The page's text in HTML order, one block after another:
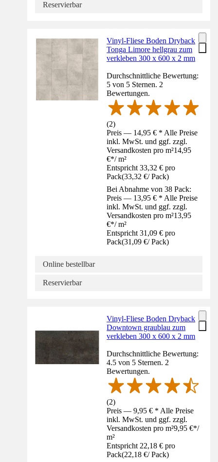
Reservierbar
Vinyl-Fliese Boden Dryback
Tonga Limore hellgrau zum
verkleben 300 x 600 x 2 mm
Durchschnittliche Bewertung:
5 von 5 Sternen. 2
Bewertungen.
(2)
Preis — 14,95 € * Alle Preise
inkl. MwSt. und ggf. zzgl.
Versandkosten pro m²14,95
€*/ m²
Entspricht 33,32 € pro
Pack(33,32 €/ Pack)
Bei Abnahme von 38 Pack:
Preis — 13,95 € * Alle Preise
inkl. MwSt. und ggf. zzgl.
Versandkosten pro m²13,95
€*/ m²
Entspricht 31,09 € pro
Pack(31,09 €/ Pack)
Online bestellbar
Reservierbar
Vinyl-Fliese Boden Dryback
Downtown graublau zum
verkleben 300 x 600 x 2 mm
Durchschnittliche Bewertung:
4.5 von 5 Sternen. 2
Bewertungen.
(2)
Preis — 9,95 € * Alle Preise
inkl. MwSt. und ggf. zzgl.
Versandkosten pro m²9,95 €*/
m²
Entspricht 22,18 € pro
Pack(22,18 €/ Pack)